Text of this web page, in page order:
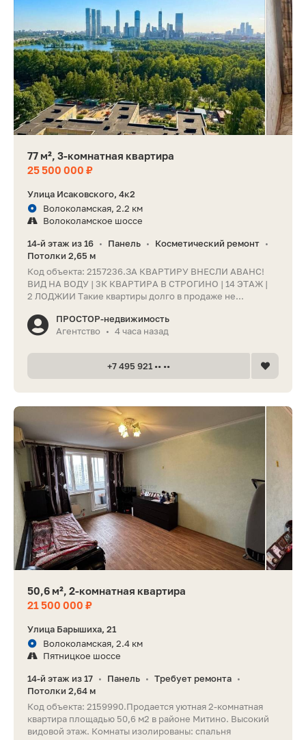
77 м², 3-комнатная квартира
25 500 000 ₽
Улица Исаковского, 4к2
Волоколамская, 2.2 км
Волоколамское шоссе
14-й этаж из 16 • Панель • Косметический ремонт •
Потолки 2,65 м
Код объекта: 2157236.ЗА КВАРТИРУ ВНЕСЛИ АВАНС!
ВИД НА ВОДУ | 3К КВАРТИРА В СТРОГИНО | 14 ЭТАЖ |
2 ЛОДЖИИ Такие квартиры долго в продаже не...
ПРОСТОР-недвижимость
Агентство
• 4 часа назад
+7 495 921 •• ••
50,6 м², 2-комнатная квартира
21 500 000 ₽
Улица Барышиха, 21
Волоколамская, 2.4 км
Пятницкое шоссе
14-й этаж из 17 • Панель • Требует ремонта •
Потолки 2,64 м
Код объекта: 2159990.Продается уютная 2-комнатная
квартира площадью 50,6 м2 в районе Митино. Высокий
видовой этаж. Комнаты изолированы: спальня